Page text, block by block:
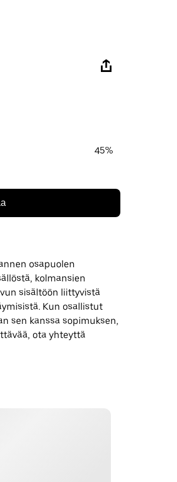
45%
osapuolen
kolmansien
sisältöön liittyvistä
Kun osallistut
sen kanssa sopimuksen,
ota yhteyttä